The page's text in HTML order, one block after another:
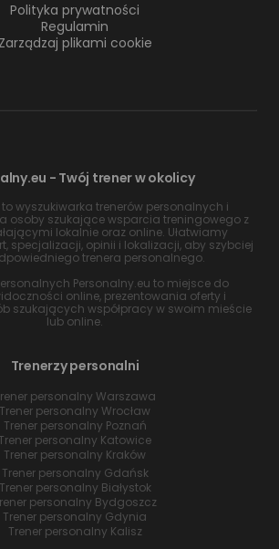
Polityka prywatności
Regulamin
Zarządzaj plikami cookie
- Twój trener w okolicy
to wyszukiwarka trenerów personalnych i
osoby szukające wsparcia treningowego z
lokalnie oraz online. Ułatwiamy
specjalizacji, opinii i lokalizacji, aby szybciej
trenera personalnego.
Personalny.eu to miejsce do
online, prezentowania oferty i
szukających współpracy w swoim mieście
lub online.
Trenerzy personalni
personalny Warszawa
Trener personalny Wrocław
Trener personalny Poznań
Trener personalny Katowice
Trener personalny Kraków
Trener personalny Gdańsk
Trener personalny Białystok
personalny Bydgoszcz
Trener personalny Gdynia
Trener personalny Kalisz